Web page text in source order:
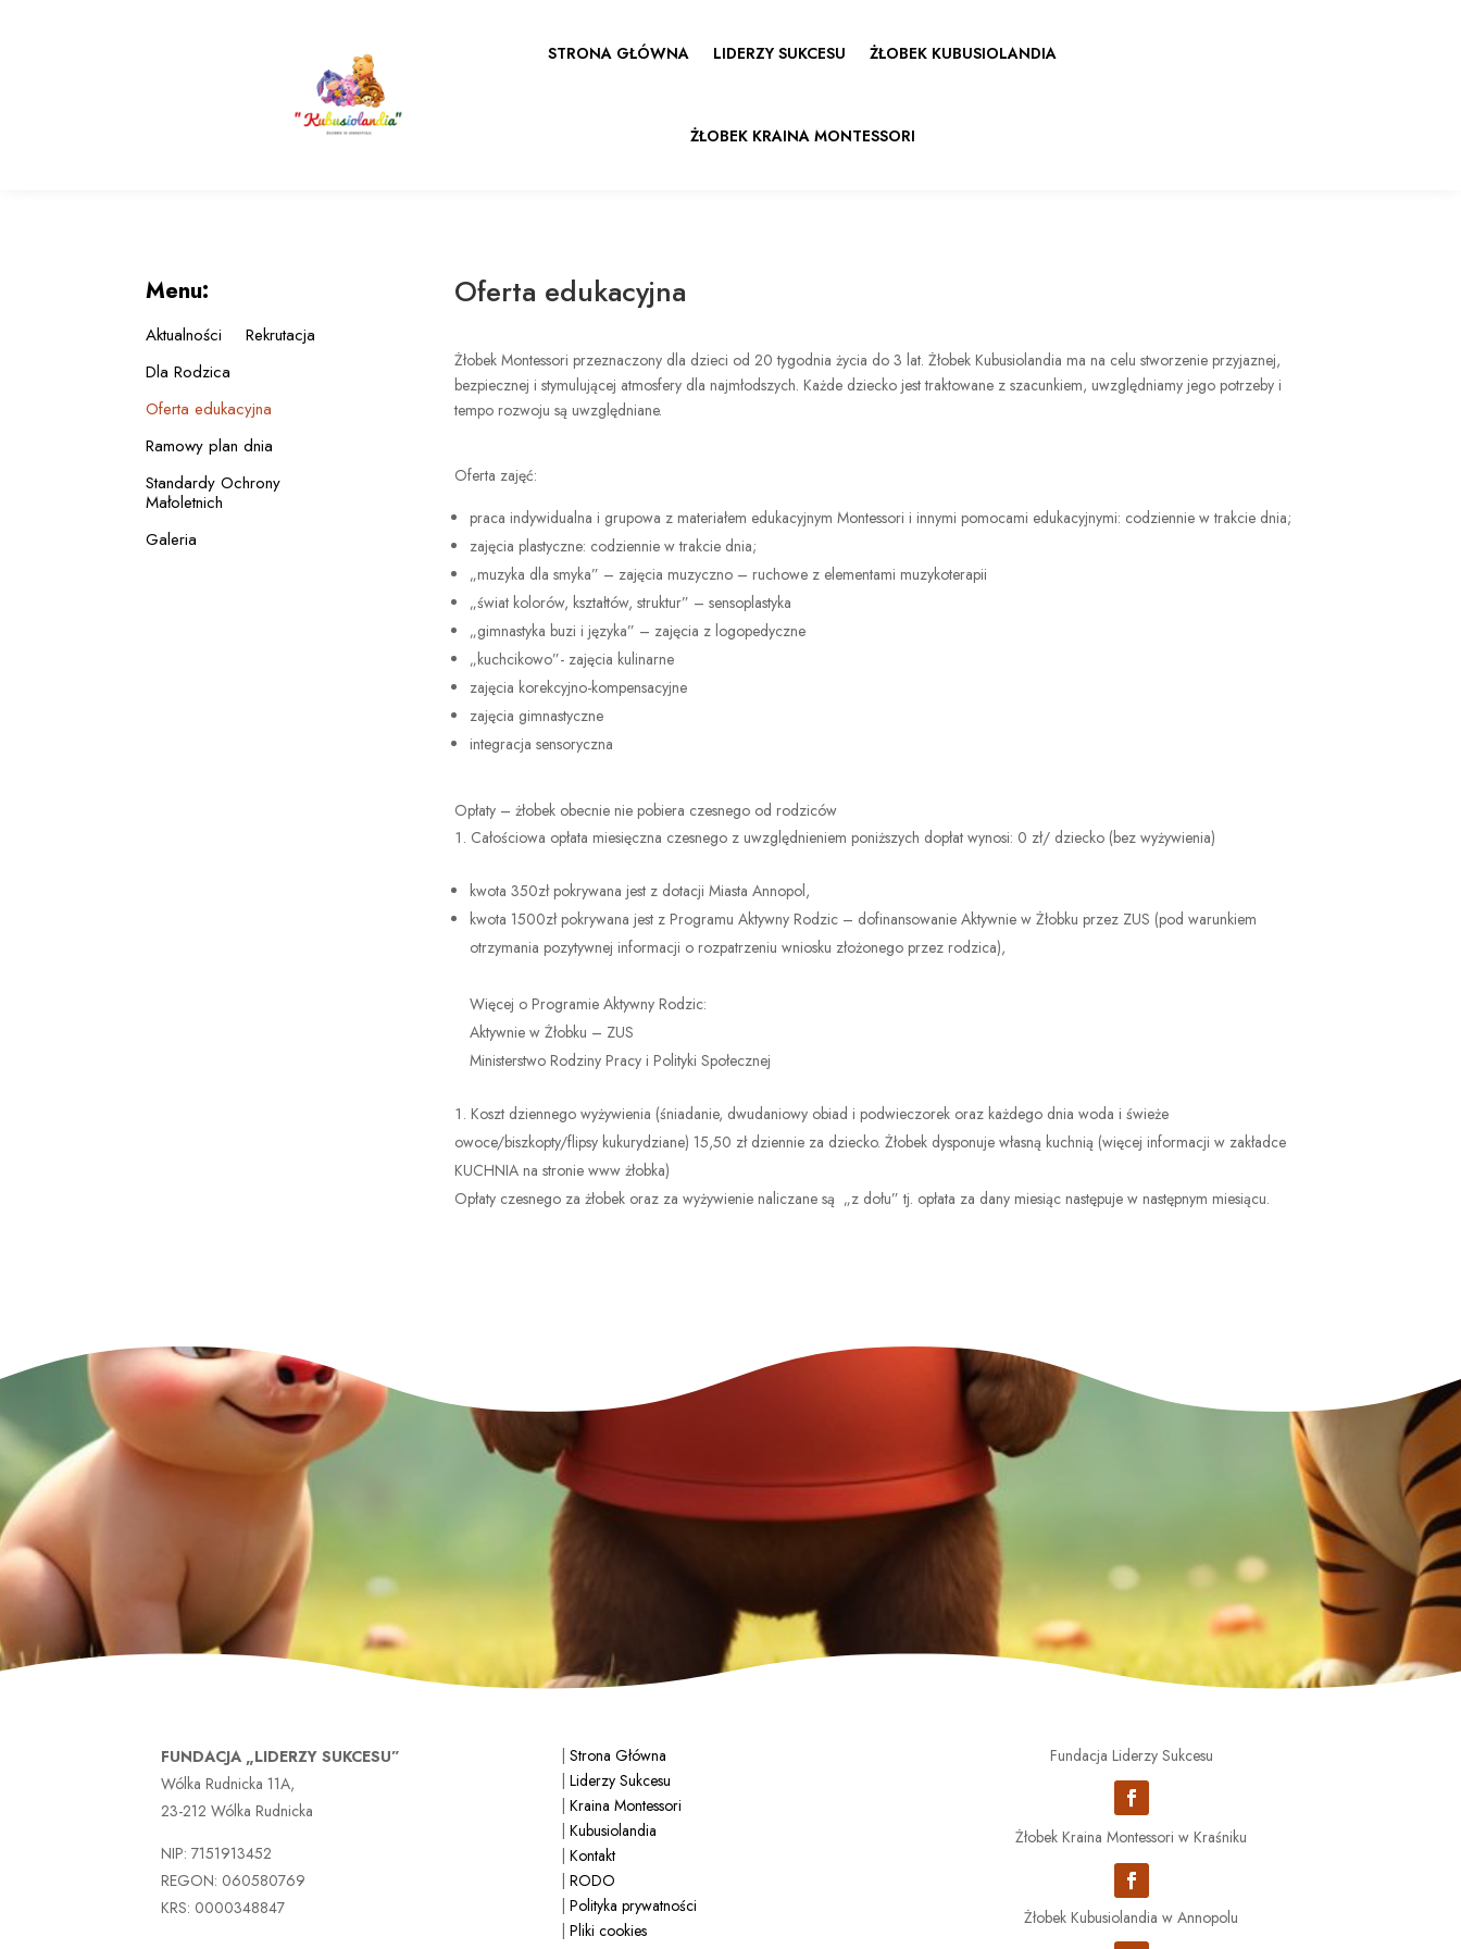
STRONA GŁÓWNA LIDERZY SUKCESU ŻŁOBEK KUBUSIOLANDIA
ŻŁOBEK KRAINA MONTESSORI
Menu:
Aktualności
Rekrutacja
Dla Rodzica
Oferta edukacyjna
Ramowy plan dnia
Standardy Ochrony
Małoletnich
Galeria
Oferta edukacyjna
Żłobek Montessori przeznaczony dla dzieci od 20 tygodnia życia do 3 lat. Żłobek Kubusiolandia ma na celu stworzenie przyjaznej,
bezpiecznej i stymulującej atmosfery dla najmłodszych. Każde dziecko jest traktowane z szacunkiem, uwzględniamy jego potrzeby i
tempo rozwoju są uwzględniane.
Oferta zajęć:
praca indywidualna i grupowa z materiałem edukacyjnym Montessori i innymi pomocami edukacyjnymi: codziennie w trakcie dnia;
zajęcia plastyczne: codziennie w trakcie dnia;
„muzyka dla smyka” – zajęcia muzyczno – ruchowe z elementami muzykoterapii
„świat kolorów, kształtów, struktur” – sensoplastyka
„gimnastyka buzi i języka” – zajęcia z logopedyczne
„kuchcikowo”- zajęcia kulinarne
zajęcia korekcyjno-kompensacyjne
zajęcia gimnastyczne
integracja sensoryczna
Opłaty – żłobek obecnie nie pobiera czesnego od rodziców
Całościowa opłata miesięczna czesnego z uwzględnieniem poniższych dopłat wynosi: 0 zł/ dziecko (bez wyżywienia)
kwota 350zł pokrywana jest z dotacji Miasta Annopol,
kwota 1500zł pokrywana jest z Programu Aktywny Rodzic – dofinansowanie Aktywnie w Żłobku przez ZUS (pod warunkiem
otrzymania pozytywnej informacji o rozpatrzeniu wniosku złożonego przez rodzica),
Więcej o Programie Aktywny Rodzic:
Aktywnie w Żłobku – ZUS
Ministerstwo Rodziny Pracy i Polityki Społecznej
Koszt dziennego wyżywienia (śniadanie, dwudaniowy obiad i podwieczorek oraz każdego dnia woda i świeże
owoce/biszkopty/flipsy kukurydziane) 15,50 zł dziennie za dziecko. Żłobek dysponuje własną kuchnią (więcej informacji w zakładce
KUCHNIA na stronie www żłobka)
Opłaty czesnego za żłobek oraz za wyżywienie naliczane są „z dołu” tj. opłata za dany miesiąc następuje w następnym miesiącu.
FUNDACJA „LIDERZY SUKCESU”
Wólka Rudnicka 11A,
23-212 Wólka Rudnicka
NIP: 7151913452
REGON: 060580769
KRS: 0000348847
| Strona Główna
|Liderzy Sukcesu
|Kraina Montessori
|Kubusiolandia
|Kontakt
|RODO
|Polityka prywatności
| Pliki cookies
Fundacja Liderzy Sukcesu
Żłobek Kraina Montessori w Kraśniku
Żłobek Kubusiolandia w Annopolu